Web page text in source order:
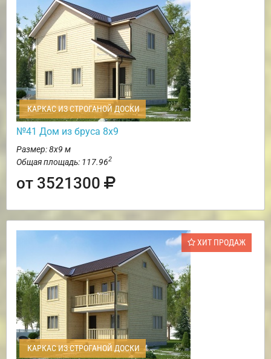
КАРКАС ИЗ СТРОГАНОЙ ДОСКИ
№41 Дом из бруса 8х9
Размер: 8х9 м
Общая площадь: 117.962
от 3521300
ХИТ ПРОДАЖ
КАРКАС ИЗ СТРОГАНОЙ ДОСКИ